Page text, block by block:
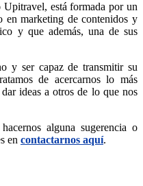
está formada por un
en marketing de contenidos y
y que además, una de sus
y ser capaz de transmitir su
de acercarnos lo más
ideas a otros de lo que nos
alguna sugerencia o
en contactarnos aquí.